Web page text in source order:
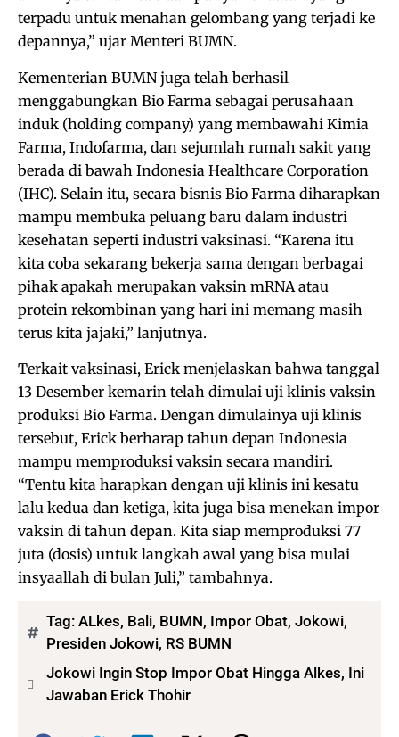
terpadu untuk menahan gelombang yang terjadi ke
depannya,” ujar Menteri BUMN.
Kementerian BUMN juga telah berhasil
menggabungkan Bio Farma sebagai perusahaan
induk (holding company) yang membawahi Kimia
Farma, Indofarma, dan sejumlah rumah sakit yang
berada di bawah Indonesia Healthcare Corporation
(IHC). Selain itu, secara bisnis Bio Farma diharapkan
mampu membuka peluang baru dalam industri
kesehatan seperti industri vaksinasi. “Karena itu
kita coba sekarang bekerja sama dengan berbagai
pihak apakah merupakan vaksin mRNA atau
protein rekombinan yang hari ini memang masih
terus kita jajaki,” lanjutnya.
Terkait vaksinasi, Erick menjelaskan bahwa tanggal
13 Desember kemarin telah dimulai uji klinis vaksin
produksi Bio Farma. Dengan dimulainya uji klinis
tersebut, Erick berharap tahun depan Indonesia
mampu memproduksi vaksin secara mandiri.
“Tentu kita harapkan dengan uji klinis ini kesatu
lalu kedua dan ketiga, kita juga bisa menekan impor
vaksin di tahun depan. Kita siap memproduksi 77
juta (dosis) untuk langkah awal yang bisa mulai
insyaallah di bulan Juli,” tambahnya.
Tag: ALkes, Bali, BUMN, Impor Obat, Jokowi,
Presiden Jokowi, RS BUMN
Jokowi Ingin Stop Impor Obat Hingga Alkes, Ini
Jawaban Erick Thohir
Bagikan: